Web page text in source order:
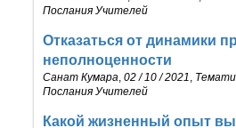
Послания Учителей
Отказаться от динамики
неполноценности
Санат Кумара ,02 / 10 / 2021
Послания Учителей
Какой жизненный опыт вы